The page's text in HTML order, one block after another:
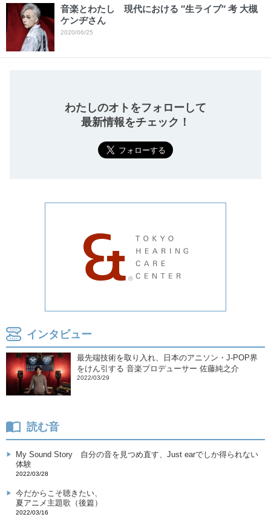
音楽とわたし 現代における ″生ライブ″ 考 大槻
ケンヂさん
2020/06/25
わたしのオトをフォローして
最新情報をチェック！
インタビュー
最先端技術を取り入れ、日本のアニソン・J-POP界
をけん引する 音楽プロデューサー 佐藤純之介
2022/03/29
読む音
My Sound Story 自分の音を見つめ直す、Just earでしか得られない
体験
2022/03/28
今だからこそ聴きたい、
夏アニメ主題歌（後篇）
2022/03/16